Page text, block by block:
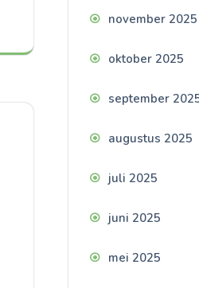
november 2025
oktober 2025
september
augustus 2025
juli 2025
juni 2025
mei 2025